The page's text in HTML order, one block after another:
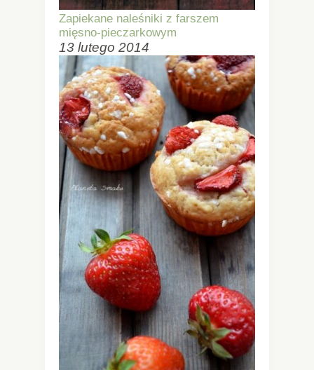
Zapiekane naleśniki z farszem
mięsno-pieczarkowym
13 lutego 2014